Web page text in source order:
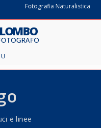
Fotografia Naturalistica
e linee